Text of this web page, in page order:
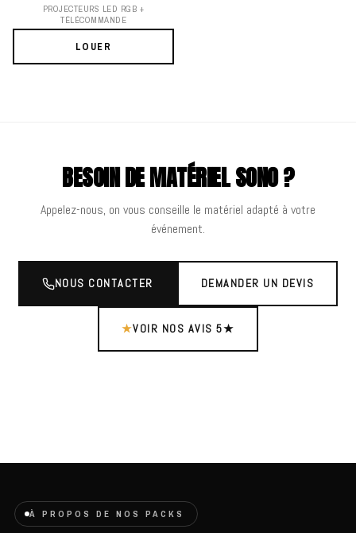
PROJECTEURS LED RGB +
TÉLÉCOMMANDE
LOUER
BESOIN DE MATÉRIEL SONO ?
Appelez-nous, on vous conseille le matériel adapté à votre
événement.
NOUS CONTACTER DEMANDER UN DEVIS
★VOIR NOS AVIS 5★
À PROPOS DE NOS PACKS